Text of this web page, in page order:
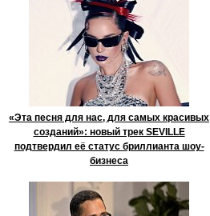
«Эта песня для нас, для самых красивых
созданий»: новый трек SEVILLE
подтвердил её статус бриллианта шоу-
бизнеса